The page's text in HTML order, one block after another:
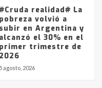
realidad# La
pobreza volvió a
subir en Argentina y
alcanzó el 30% en el
primer trimestre de
2026
5 agosto, 2026